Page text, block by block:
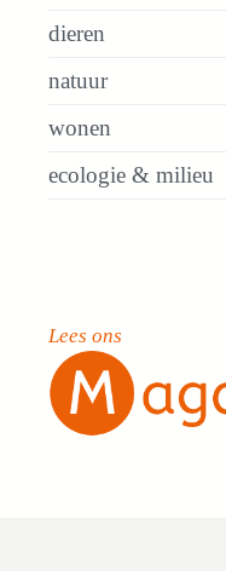
dieren
natuur
wonen
ecologie & milieu
Lees ons